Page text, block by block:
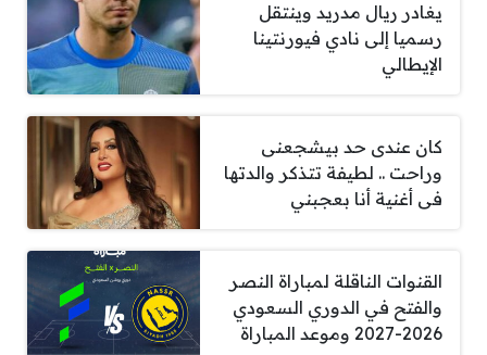
يغادر ريال مدريد وينتقل
رسميا إلى نادي فيورنتينا
الإيطالي
كان عندى حد بيشجعنى
وراحت .. لطيفة تتذكر والدتها
فى أغنية أنا بعجبني
القنوات الناقلة لمباراة النصر
والفتح في الدوري السعودي
2026-2027 وموعد المباراة